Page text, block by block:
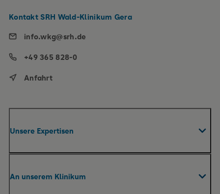
Unsere Expertisen
Roboterassistierte Chirurgie
An unserem Klinikum
Kontakt SRH Wald-Klinikum Gera
info.wkg@srh.de
+49 365 828-0
Anfahrt